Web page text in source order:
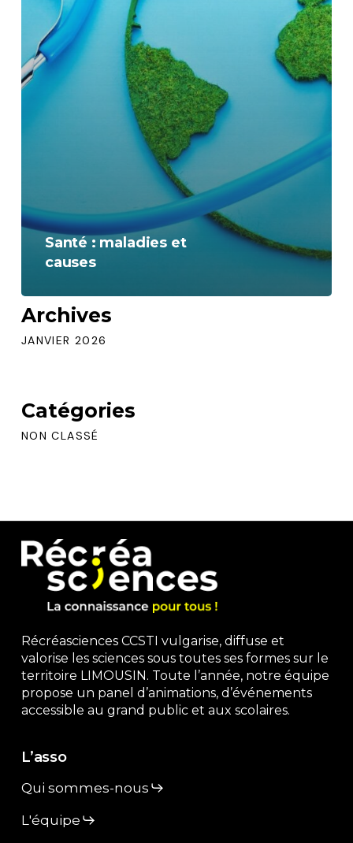
Santé : maladies et
causes
Archives
JANVIER 2026
Catégories
NON CLASSÉ
Récréasciences CCSTI vulgarise, diffuse et
valorise les sciences sous toutes ses formes sur le
territoire LIMOUSIN. Toute l’année, notre équipe
propose un panel d’animations, d’événements
accessible au grand public et aux scolaires.
L’asso
Qui sommes-nous
L'équipe